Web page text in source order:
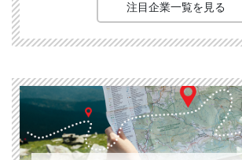
注目企業一覧を見る